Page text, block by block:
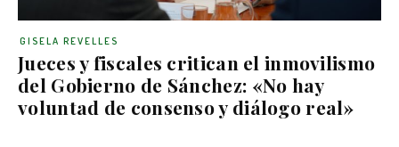
Jueces y fiscales critican el inmovilismo
del Gobierno de Sánchez: «No hay
voluntad de consenso y diálogo real»
GISELA REVELLES